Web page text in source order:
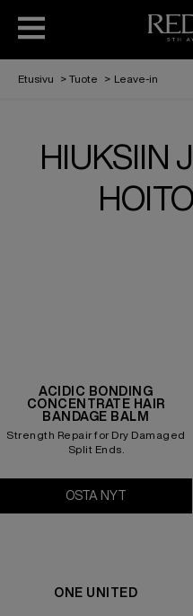
Etusivu > Tuote > Leave-in
HIUKSIIN
ACIDIC BONDING
CONCENTRATE HAIR
BANDAGE BALM
Strength Repair for Dry Damaged
Split Ends.
OSTA NYT Acidic
ONE UNITED